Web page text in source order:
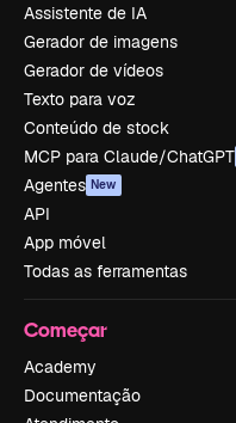
Assistente de IA
Gerador de imagens
Gerador de vídeos
Texto para voz
Conteúdo de stock
MCP para Claude/ChatGPT
Agentes New
API
App móvel
Todas as ferramentas
Começar
Academy
Documentação